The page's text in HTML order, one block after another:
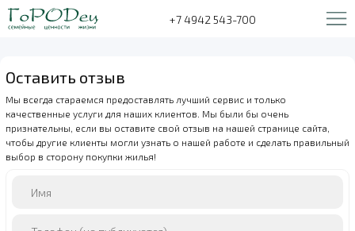
+7 4942 543-700
Оставить отзыв
Мы всегда стараемся предоставлять лучший сервис и только
качественные услуги для наших клиентов. Мы были бы очень
признательны, если вы оставите свой отзыв на нашей странице сайта,
чтобы другие клиенты могли узнать о нашей работе и сделать правильный
выбор в сторону покупки жилья!